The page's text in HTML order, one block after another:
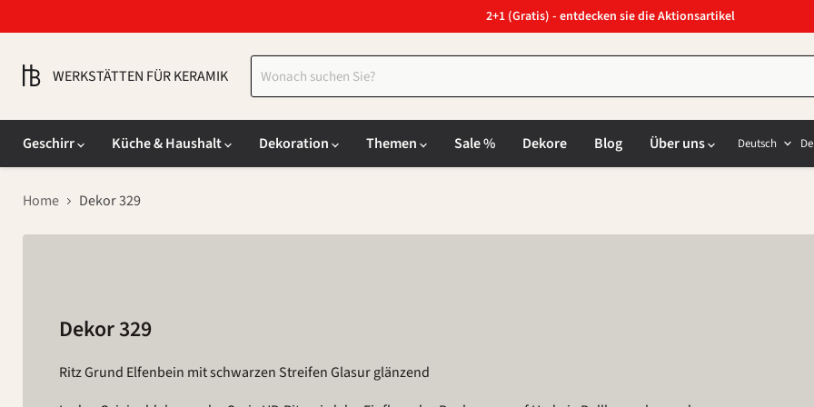
2+1 (Gratis) - entdecken sie die Aktionsartikel
WERKSTÄTTEN FÜR KERAMIK
Geschirr
Küche & Haushalt Dekoration Themen Sale % Dekore Blog Über uns Deutsch
Home Dekor 329
Dekor 329
Ritz Grund Elfenbein mit schwarzen Streifen Glasur glänzend